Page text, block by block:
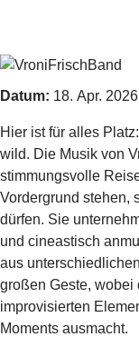
Datum: 18. Apr. 2026
Hier ist für alles
wild. Die Musik von
stimmungsvolle
Vordergrund stehen,
dürfen. Sie
und cineastisch
aus
großen Geste, wobei
improvisierten
Moments ausmacht.